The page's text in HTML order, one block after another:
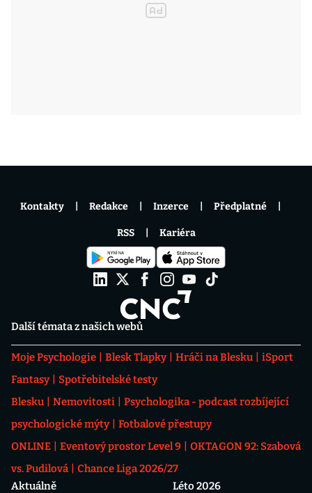
Další témata z našich webů
Moje Psychologie Blesk Tlapky Hráči na Blesku
iSport
Fantasy
Spotřebitelské testy
Blesku
Nemovitosti
Psychologika - podcast rozbíjející
psychologické mýty
Fotbalové přestupy
ONLINE
Eventový prostor Level 9
OKTAGON 92: Szabová
vs. Pudilová
Chance Liga 2026/27
Aktuálně
Léto 2026
Kontakty Redakce Inzerce Předplatné
RSS Kariéra